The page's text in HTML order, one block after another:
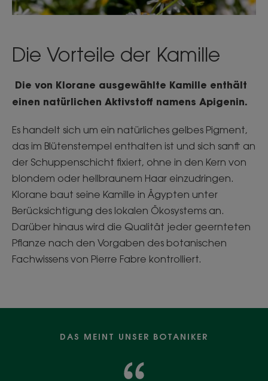
Die Vorteile der Kamille
Die von Klorane ausgewählte Kamille enthält
einen natürlichen Aktivstoff namens Apigenin.
Es handelt sich um ein natürliches gelbes Pigment,
das im Blütenstempel enthalten ist und sich sanft an
der Schuppenschicht fixiert, ohne in den Kern von
blondem oder hellbraunem Haar einzudringen.
Klorane baut seine Kamille in Ägypten unter
Berücksichtigung des lokalen Ökosystems an.
Darüber hinaus wird die Qualität jeder geernteten
Pflanze nach den Vorgaben des botanischen
Fachwissens von Pierre Fabre kontrolliert.
DAS MEINT UNSER BOTANIKER